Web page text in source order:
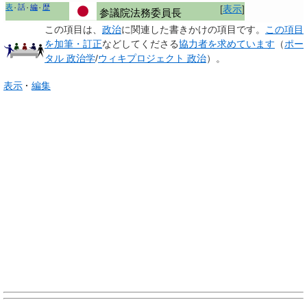
[表示]
表 話 編 歴 参議院法務委員長
この項目は、 政治に関連した書きかけの項目 です。 この項目
を加筆・訂正などしてくださる協力者を求めています （ポー
タル 政治学/ウィキプロジェクト 政治）。
表示 編集